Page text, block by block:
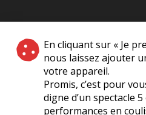
En cliquant sur « Je
nous laissez ajouter
votre appareil.
Promis, c’est pour
digne d’un spectacle
performances en
NOS